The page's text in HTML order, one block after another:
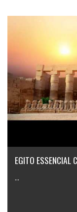
EGITO ESSENCIAL
...